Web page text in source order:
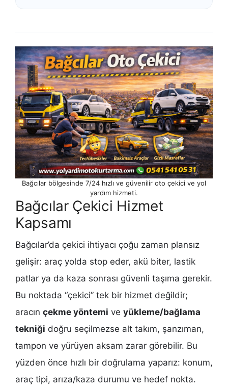
Bağcılar bölgesinde 7/24 hızlı ve güvenilir oto çekici ve yol
yardım hizmeti.
Bağcılar Çekici Hizmet
Kapsamı
Bağcılar’da çekici ihtiyacı çoğu zaman plansız
gelişir: araç yolda stop eder, akü biter, lastik
patlar ya da kaza sonrası güvenli taşıma gerekir.
Bu noktada “çekici” tek bir hizmet değildir;
aracın çekme yöntemi ve yükleme/bağlama
tekniği doğru seçilmezse alt takım, şanzıman,
tampon ve yürüyen aksam zarar görebilir. Bu
yüzden önce hızlı bir doğrulama yaparız: konum,
araç tipi, arıza/kaza durumu ve hedef nokta.